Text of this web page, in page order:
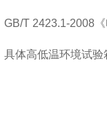
GB/T 2423.1-2008
具体高低温环境试